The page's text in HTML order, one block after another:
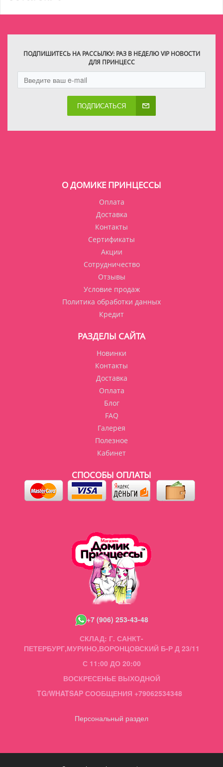
ПОДПИШИТЕСЬ НА РАССЫЛКУ: РАЗ В НЕДЕЛЮ VIP НОВОСТИ
ДЛЯ ПРИНЦЕСС
ПОДПИСАТЬСЯ
О ДОМИКЕ ПРИНЦЕССЫ
Оплата
Доставка
Контакты
Сертификаты
Акции
Сотрудничество
Отзывы
Условие продаж
Политика обработки данных
Кредит
РАЗДЕЛЫ САЙТА
Новинки
Контакты
Доставка
Оплата
Блог
FAQ
Галерея
Полезное
Кабинет
СПОСОБЫ ОПЛАТЫ
+7 (906) 253-43-48
СКЛАД: Г. САНКТ-
ПЕТЕРБУРГ,МУРИНО,ВОРОНЦОВСКИЙ Б-Р Д 23/11
С 11:00 ДО 20:00
ВОСКРЕСЕНЬЕ ВЫХОДНОЙ
TG/WHATSAP СООБЩЕНИЯ +79062534348
Персональный раздел